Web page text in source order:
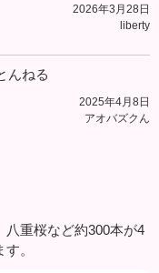
2026年3月28日
liberty
んねる
2025年4月8日
アオバズクん
八重桜など約300本が4
。